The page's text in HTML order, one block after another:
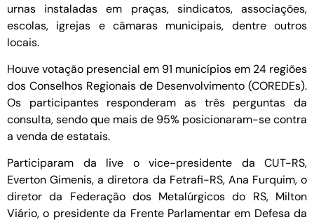
urnas instaladas em praças, sindicatos, associações,
escolas, igrejas e câmaras municipais, dentre outros
locais.
Houve votação presencial em 91 municípios em 24 regiões
dos Conselhos Regionais de Desenvolvimento (COREDEs).
Os participantes responderam as três perguntas da
consulta, sendo que mais de 95% posicionaram-se contra
a venda de estatais.
Participaram da live o vice-presidente da CUT-RS,
Everton Gimenis, a diretora da Fetrafi-RS, Ana Furquim, o
diretor da Federação dos Metalúrgicos do RS, Milton
Viário, o presidente da Frente Parlamentar em Defesa da